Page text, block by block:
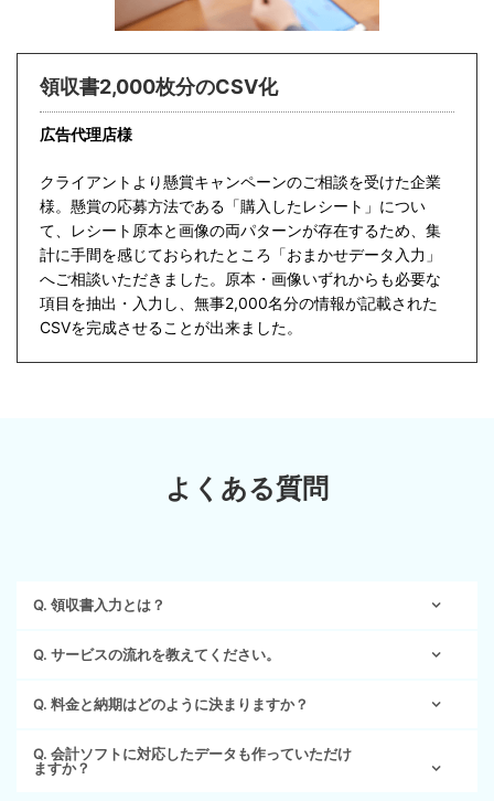
領収書2,000枚分のCSV化
広告代理店様
クライアントより懸賞キャンペーンのご相談を受けた企業
様。懸賞の応募方法である「購入したレシート」につい
て、レシート原本と画像の両パターンが存在するため、集
計に手間を感じておられたところ「おまかせデータ入力」
へご相談いただきました。原本・画像いずれからも必要な
項目を抽出・入力し、無事2,000名分の情報が記載された
CSVを完成させることが出来ました。
よくある質問
Q. 領収書入力とは？
レシート入力代行とは、レシートや領収書に記載された情報をCSV等
を指します。
レシートは文字がかすれていることが多く、また領収書は手書きのも
はかなり困難です。そのため多くのレシート入力代行サービスでは
「入力する作業員（オペレーター）+校正する作業員」もしくは
Q. サービスの流れを教えてください。
案件によって変動はございますが、概ね以下の通りになります。
正確な数量や納期、仕様等を伺った上でお見積もりの提出
Q. 料金と納期はどのように決まりますか？
料金と納期は、いずれもご要望に応じて都度算出させていただく形と
なります。「おまかせデータ入力」では決まった形式やフォーマット
Q. 会計ソフトに対応したデータも作っていただけ
ますか？